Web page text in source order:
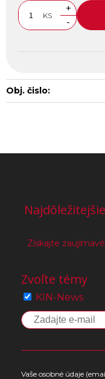
KS
+
-
Obj. čislo:
Získajte
Zvoľte témy
KIN-News
Vaše osobné údaje